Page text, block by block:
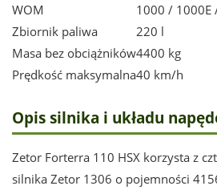
WOM
1000 /
Zbiornik paliwa
220 l
Masa bez obciążników4400 kg
Prędkość maksymalna40 km/h
Opis silnika i układu
Zetor Forterra 110 HSX korzysta z
silnika Zetor 1306 o pojemności